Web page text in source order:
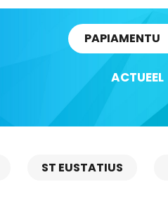
PAPIAMENTU
ACTUEEL
ST EUSTATIUS